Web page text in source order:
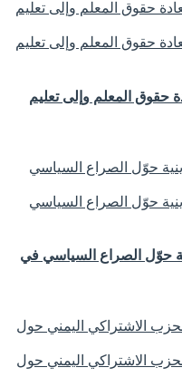
حقوق المعلم وإلى تعليم
حوّل الصراع السياسي في